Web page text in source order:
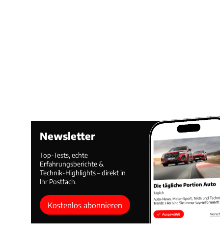
Newsletter
Top-Tests, echte
Erfahrungsberichte &
Technik-Highlights – direkt in
Ihr Postfach.
Kostenlos abonnieren